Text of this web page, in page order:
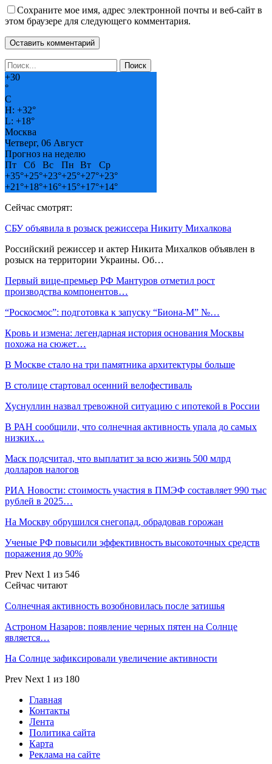
Сохраните мое имя, адрес электронной почты и веб-сайт в
этом браузере для следующего комментария.
+30
°
C
H: +32°
L: +18°
Москва
Четверг, 06 Август
Прогноз на неделю
Пт
Сб Вс Пн Вт
Ср
+35°+25°+23°+25°+27°+23°
+21°+18°+16°+15°+17°+14°
Сейчас смотрят:
СБУ объявила в розыск режиссера Никиту Михалкова
Российский режиссер и актер Никита Михалков объявлен в
розыск на территории Украины. Об…
Первый вице-премьер РФ Мантуров отметил рост
производства компонентов…
“Роскосмос”: подготовка к запуску “Биона‑М” №…
Кровь и измена: легендарная история основания Москвы
похожа на сюжет…
В Москве стало на три памятника архитектуры больше
В столице стартовал осенний велофестиваль
Хуснуллин назвал тревожной ситуацию с ипотекой в России
В РАН сообщили, что солнечная активность упала до самых
низких…
Маск подсчитал, что выплатит за всю жизнь 500 млрд
долларов налогов
РИА Новости: стоимость участия в ПМЭФ составляет 990 тыс
рублей в 2025…
На Москву обрушился снегопад, обрадовав горожан
Ученые РФ повысили эффективность высокоточных средств
поражения до 90%
Prev Next 1 из 546
Сейчас читают
Солнечная активность возобновилась после затишья
Астроном Назаров: появление черных пятен на Солнце
является…
На Солнце зафиксировали увеличение активности
Prev Next 1 из 180
Главная
Контакты
Лента
Политика сайта
Карта
Реклама на сайте